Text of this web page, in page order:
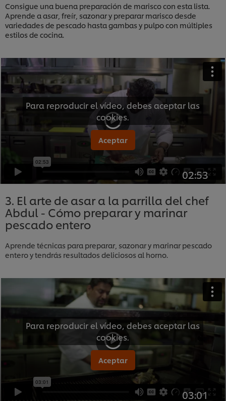
Consigue una buena preparación de marisco con esta lista.
Aprende a asar, freír, sazonar y preparar marisco desde
variedades de pescado hasta gambas y pulpo con múltiples
estilos de cocina.
Para reproducir el vídeo, debes aceptar las
cookies.
Aceptar
02:53
3. El arte de asar a la parrilla del chef
Abdul - Cómo preparar y marinar
pescado entero
Aprende técnicas para preparar, sazonar y marinar pescado
entero y tendrás resultados deliciosos al horno.
Para reproducir el vídeo, debes aceptar las
cookies.
Aceptar
03:01